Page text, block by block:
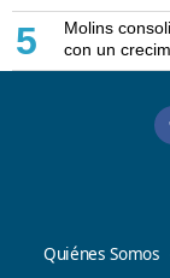
5
Molins
con un
Quiénes Somos